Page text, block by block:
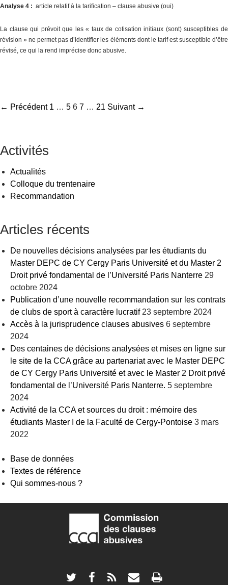
Analyse 4 : article relatif à la tarification – clause abusive (oui)
La clause qui prévoit que les « taux de cotisation initiaux (sont) susceptibles de
révision » ne permet pas d’identifier les éléments dont le tarif est susceptible d’être
révisé, ce qui la rend imprécise donc abusive.
Navigation
← Précédent 1 … 5 6 7 … 21 Suivant →
Activités
Actualités
Colloque du trentenaire
Recommandation
Articles récents
De nouvelles décisions analysées par les étudiants du
Master DEPC de CY Cergy Paris Université et du Master 2
Droit privé fondamental de l’Université Paris Nanterre 29
octobre 2024
Publication d’une nouvelle recommandation sur les contrats
de clubs de sport à caractère lucratif 23 septembre 2024
Accès à la jurisprudence clauses abusives 6 septembre
2024
Des centaines de décisions analysées et mises en ligne sur
le site de la CCA grâce au partenariat avec le Master DEPC
de CY Cergy Paris Université et avec le Master 2 Droit privé
fondamental de l’Université Paris Nanterre. 5 septembre
2024
Activité de la CCA et sources du droit : mémoire des
étudiants Master I de la Faculté de Cergy-Pontoise 3 mars
2022
Base de données
Textes de référence
Qui sommes-nous ?